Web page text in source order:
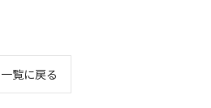
一覧に戻る